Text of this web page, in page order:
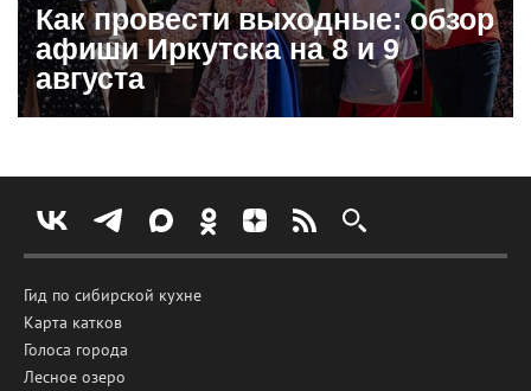
Как провести выходные: обзор
афиши Иркутска на 8 и 9
августа
Гид по сибирской кухне
Карта катков
Голоса города
Лесное озеро